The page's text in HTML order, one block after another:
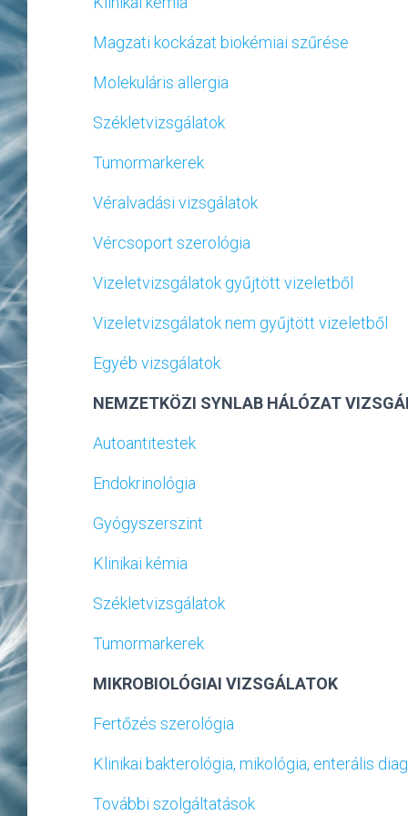
Magzati kockázat biokémiai szűrése
Molekuláris allergia
Székletvizsgálatok
Tumormarkerek
Véralvadási vizsgálatok
Vércsoport szerológia
Vizeletvizsgálatok gyűjtött vizeletből
Vizeletvizsgálatok nem gyűjtött vizeletből
Egyéb vizsgálatok
NEMZETKÖZI SYNLAB HÁLÓZAT
Autoantitestek
Endokrinológia
Gyógyszerszint
Klinikai kémia
Székletvizsgálatok
Tumormarkerek
MIKROBIOLÓGIAI VIZSGÁLATOK
Fertőzés szerológia
Klinikai bakterológia, mikológia, enterális
További szolgáltatások